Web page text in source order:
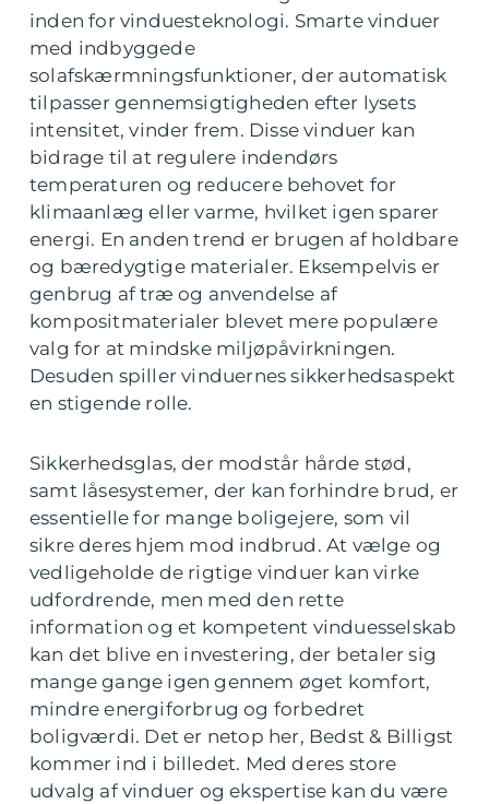
inden for vinduesteknologi. Smarte vinduer
med indbyggede
solafskærmningsfunktioner, der automatisk
tilpasser gennemsigtigheden efter lysets
intensitet, vinder frem. Disse vinduer kan
bidrage til at regulere indendørs
temperaturen og reducere behovet for
klimaanlæg eller varme, hvilket igen sparer
energi. En anden trend er brugen af holdbare
og bæredygtige materialer. Eksempelvis er
genbrug af træ og anvendelse af
kompositmaterialer blevet mere populære
valg for at mindske miljøpåvirkningen.
Desuden spiller vinduernes sikkerhedsaspekt
en stigende rolle.
Sikkerhedsglas, der modstår hårde stød,
samt låsesystemer, der kan forhindre brud, er
essentielle for mange boligejere, som vil
sikre deres hjem mod indbrud. At vælge og
vedligeholde de rigtige vinduer kan virke
udfordrende, men med den rette
information og et kompetent vinduesselskab
kan det blive en investering, der betaler sig
mange gange igen gennem øget komfort,
mindre energiforbrug og forbedret
boligværdi. Det er netop her, Bedst & Billigst
kommer ind i billedet. Med deres store
udvalg af vinduer og ekspertise kan du være